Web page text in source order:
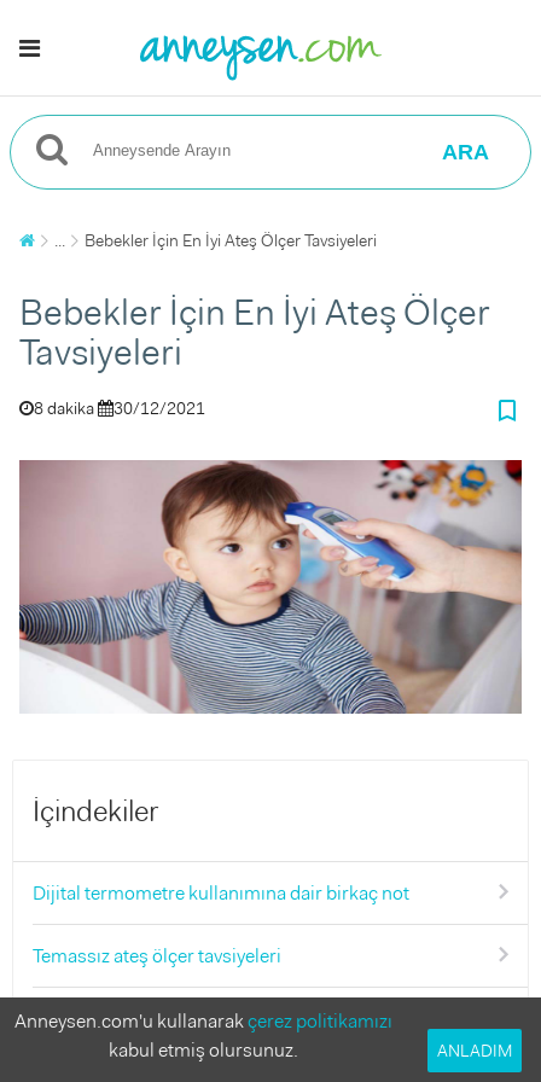
ARA
... Bebekler İçin En İyi Ateş Ölçer Tavsiyeleri
Bebekler İçin En İyi Ateş Ölçer
Tavsiyeleri
8 dakika 30/12/2021 bookmark_border
İçindekiler
Dijital termometre kullanımına dair birkaç not
Temassız ateş ölçer tavsiyeleri
Temassız ateş ölçerlerin karşılaştırması
Anneysen.com'u kullanarakçerez politikamızı
kabul etmiş olursunuz.
ANLADIM